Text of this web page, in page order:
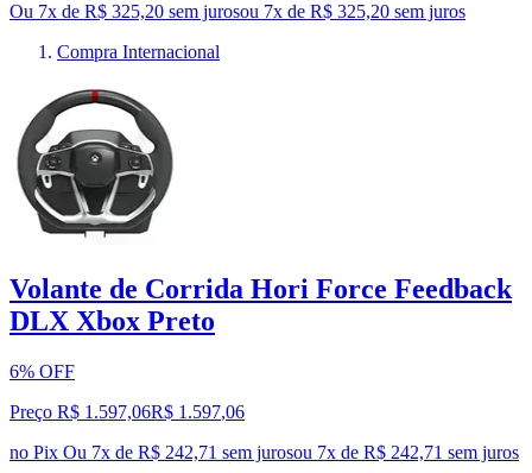
Ou 7x de R$ 325,20 sem jurosou 7x de R$ 325,20 sem juros
Compra Internacional
Volante de Corrida Hori Force Feedback
DLX Xbox Preto
6% OFF
Preço R$ 1.597,06R$ 1.597,06
no Pix Ou 7x de R$ 242,71 sem jurosou 7x de R$ 242,71 sem juros